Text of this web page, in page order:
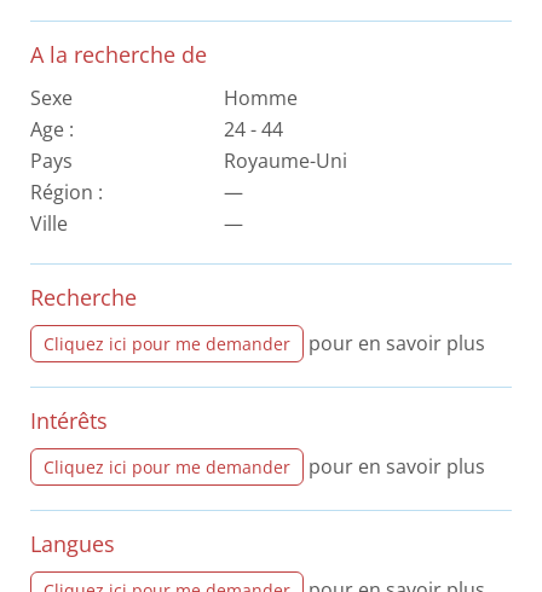
A la recherche de
Sexe
Homme
Age :
24 - 44
Pays
Royaume-Uni
Région :
—
Ville
—
Recherche
Cliquez ici pour me demander pour en savoir plus
Intérêts
Cliquez ici pour me demander pour en savoir plus
Langues